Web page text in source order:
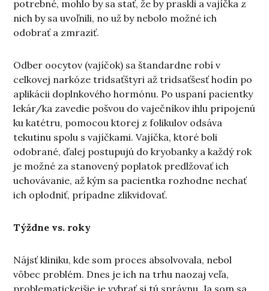
potrebné, mohlo by sa stať, že by praskli a vajíčka z
nich by sa uvoľnili, no už by nebolo možné ich
odobrať a zmraziť.
Odber oocytov (vajíčok) sa štandardne robí v
celkovej narkóze tridsaťštyri až tridsaťšesť hodín po
aplikácii doplnkového hormónu. Po uspaní pacientky
lekár/ka zavedie pošvou do vaječníkov ihlu pripojenú
ku katétru, pomocou ktorej z folikulov odsáva
tekutinu spolu s vajíčkami. Vajíčka, ktoré boli
odobrané, ďalej postupujú do kryobanky a každý rok
je možné za stanovený poplatok predlžovať ich
uchovávanie, až kým sa pacientka rozhodne nechať
ich oplodniť, prípadne zlikvidovať.
Týždne vs. roky
Nájsť kliniku, kde som proces absolvovala, nebol
vôbec problém. Dnes je ich na trhu naozaj veľa,